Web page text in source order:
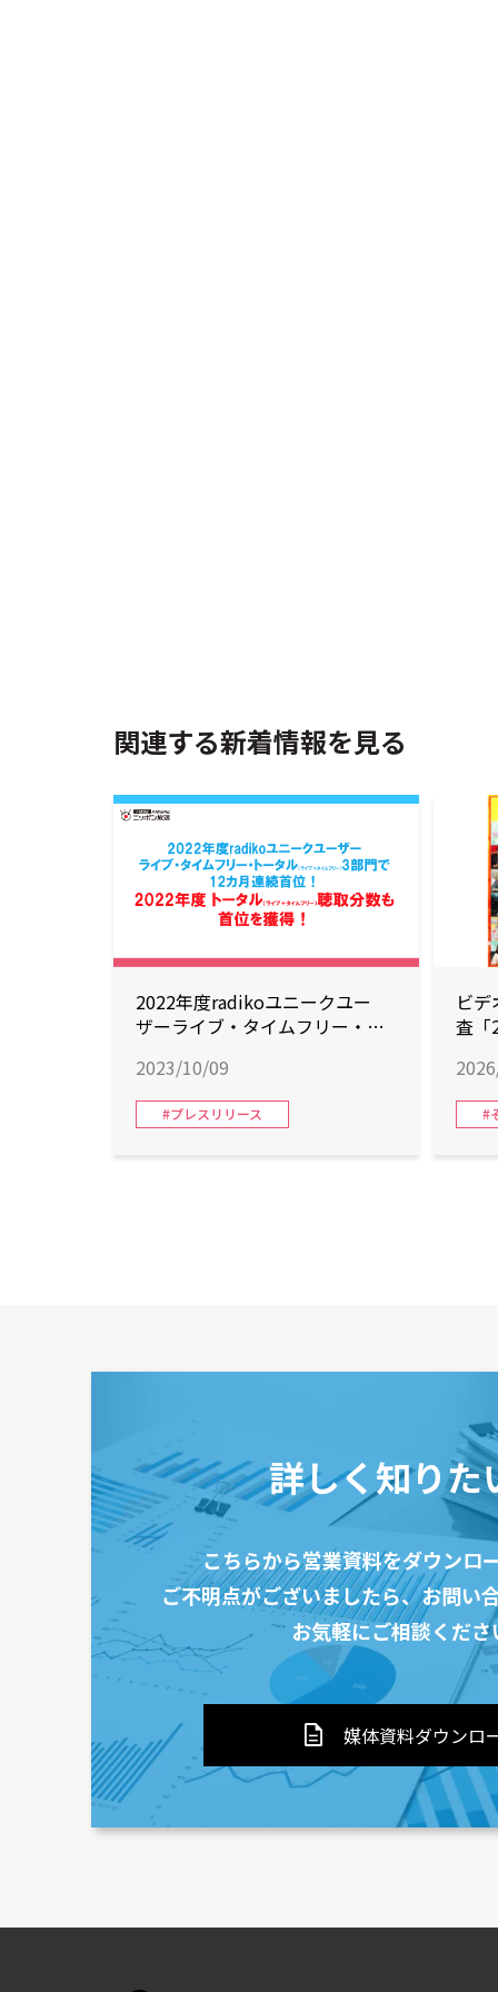
関連する新着情報を見る
2022年度radikoユニークユー
ザーライブ・タイムフリー・
リー）3部門で12カ月連続首位！
2022年度 トータル（ライブ＋タ
イムフリー）聴取分数も首位を
2023/10/09
#プレスリリース
ビ
査「
#
詳しく知りた
こちらから営業資料をダウンロ
ご不明点がございましたら、お問い
お気軽にご相談くださ
description 媒体資料ダウンロ